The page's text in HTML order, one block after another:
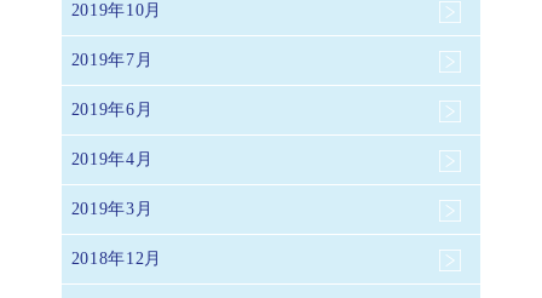
2019年10月
2019年7月
2019年6月
2019年4月
2019年3月
2018年12月